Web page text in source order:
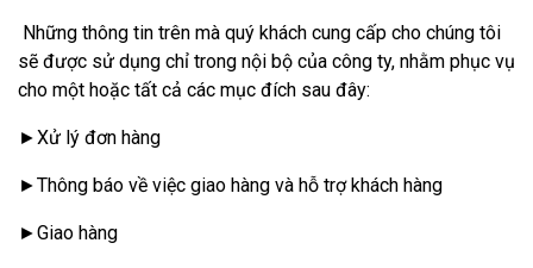
Những thông tin trên mà quý khách cung cấp cho chúng tôi
sẽ được sử dụng chỉ trong nội bộ của công ty, nhằm phục vụ
cho một hoặc tất cả các mục đích sau đây:
►Xử lý đơn hàng
►Thông báo về việc giao hàng và hỗ trợ khách hàng
►Giao hàng